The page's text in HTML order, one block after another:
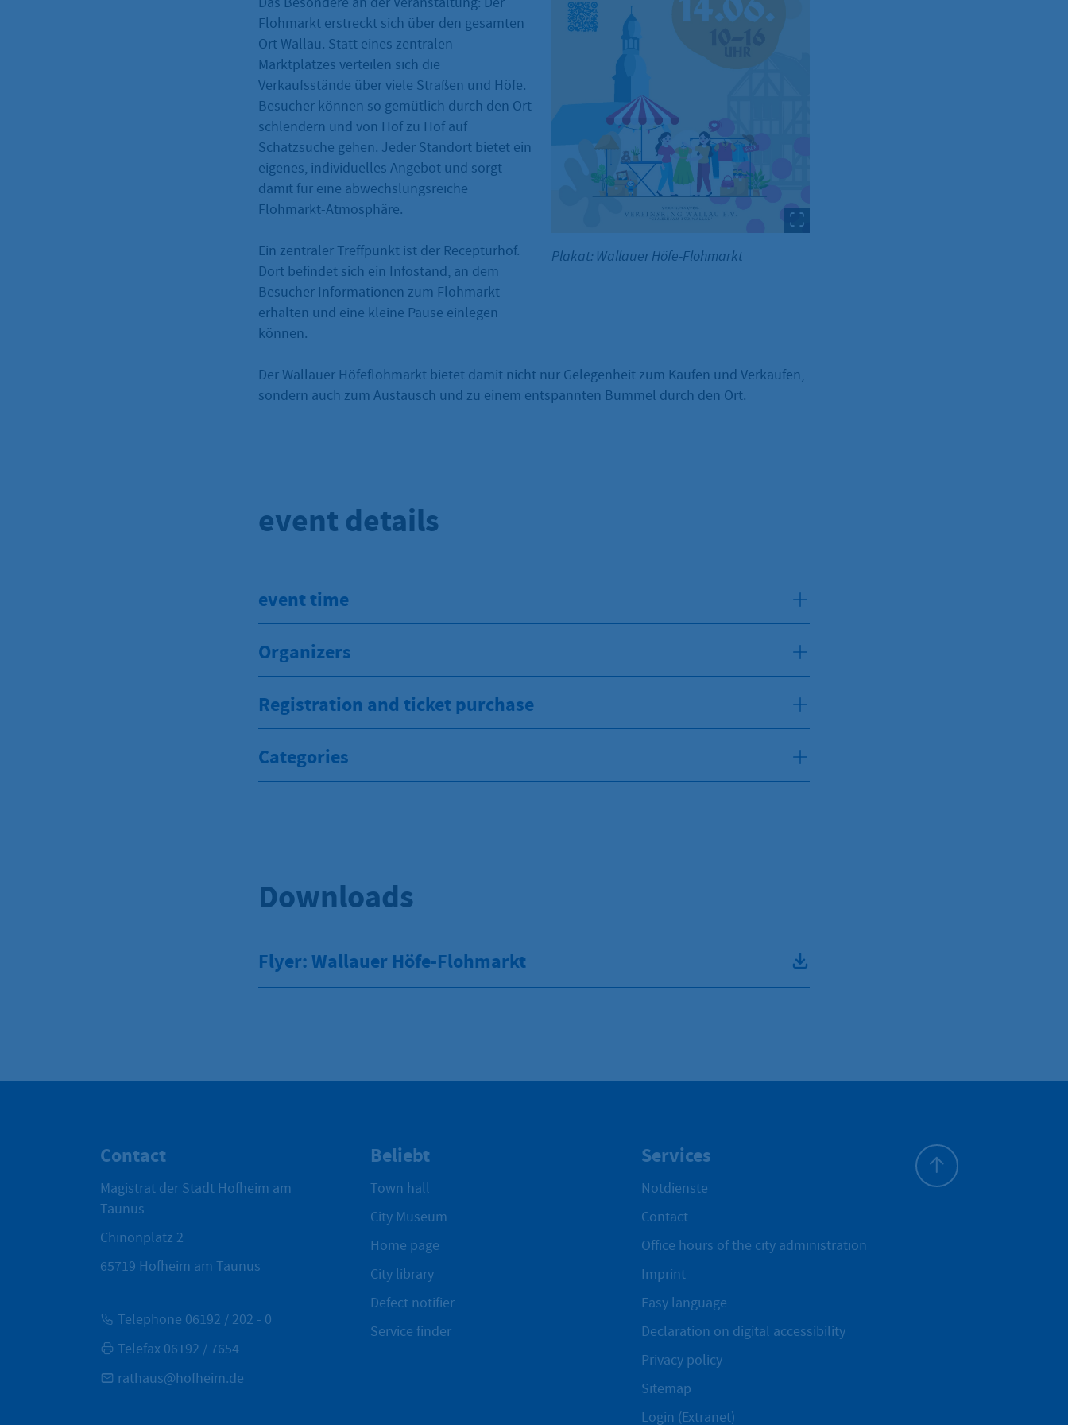
Plakat: Wallauer Höfe-Flohmarkt
Flohmarkt erstreckt sich über den gesamten
Ort Wallau. Statt eines zentralen
Marktplatzes verteilen sich die
Verkaufsstände über viele Straßen und Höfe.
Besucher können so gemütlich durch den Ort
schlendern und von Hof zu Hof auf
Schatzsuche gehen. Jeder Standort bietet ein
eigenes, individuelles Angebot und sorgt
damit für eine abwechslungsreiche
Flohmarkt-Atmosphäre.
Ein zentraler Treffpunkt ist der Recepturhof.
Dort befindet sich ein Infostand, an dem
Besucher Informationen zum Flohmarkt
erhalten und eine kleine Pause einlegen
können.
Der Wallauer Höfeflohmarkt bietet damit nicht nur Gelegenheit zum Kaufen und Verkaufen,
sondern auch zum Austausch und zu einem entspannten Bummel durch den Ort.
event details
event time
Organizers
Registration and ticket purchase
Categories
Downloads
Flyer: Wallauer Höfe-Flohmarkt
Contact
Magistrat der Stadt Hofheim am
Taunus
Chinonplatz 2
65719 Hofheim am Taunus
Telephone 06192 / 202 - 0
Telefax 06192 / 7654
rathaus@hofheim.de
Beliebt
Town hall
City Museum
Home page
City library
Defect notifier
Service finder
Services
Notdienste
Contact
Office hours of the city administration
Imprint
Easy language
Declaration on digital accessibility
Privacy policy
Sitemap
Login (Extranet)